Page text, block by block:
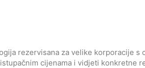
rezervisana za velike korporacije
cijenama i vidjeti konkretne